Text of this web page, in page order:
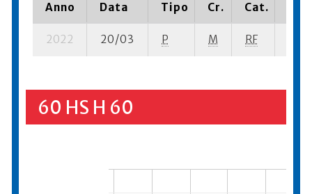
Anno Data Tipo Cr. Cat.
2022 20/03 P M RF
60 HS H 60